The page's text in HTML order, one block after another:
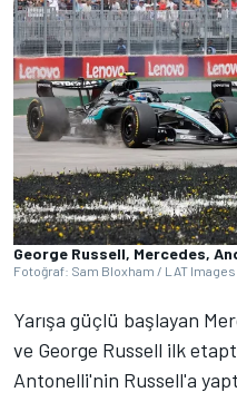
George Russell, Mercedes,
Fotoğraf: Sam Bloxham / LAT
Yarışa güçlü başlayan
ve George Russell ilk
Antonelli'nin Russell'a